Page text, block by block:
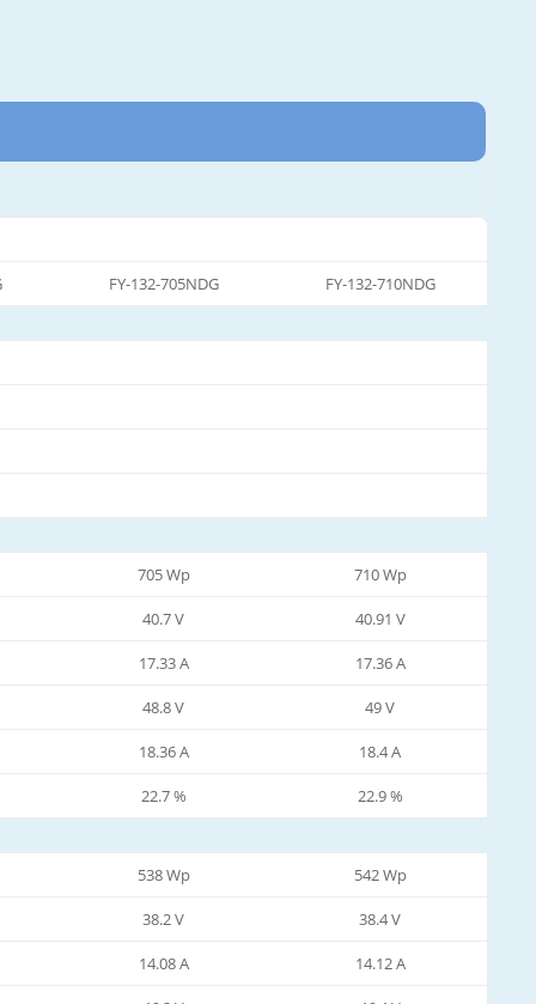
FY-132-705NDG FY-132-710NDG
705 Wp 710 Wp
40.7 V 40.91 V
17.33 A 17.36 A
48.8 V 49 V
18.36 A 18.4 A
22.7 %
22.9 %
538 Wp 542 Wp
38.2 V 38.4 V
14.08 A 14.12 A